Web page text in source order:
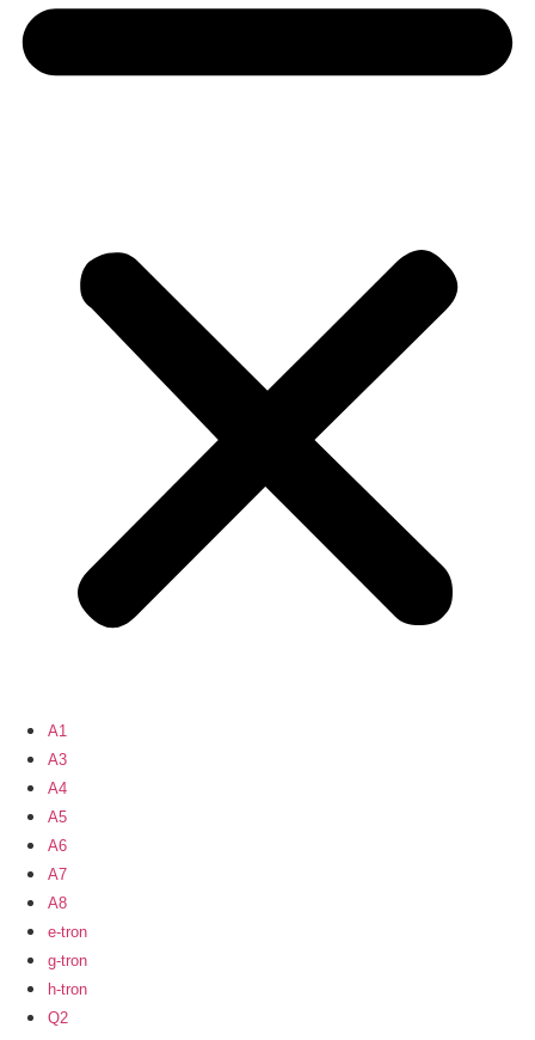
A1
A3
A4
A5
A6
A7
A8
e-tron
g-tron
h-tron
Q2